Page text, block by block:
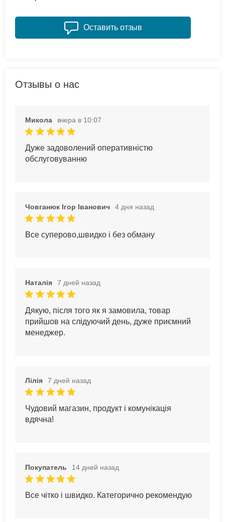
Оставить отзыв
Отзывы о нас
Микола вчера в 10:07
Дуже задоволений оперативністю
обслуговуванню
Човганюк Ігор Іванович 4 дня назад
Все суперово,швидко і без обману
Наталія 7 дней назад
Дякую, після того як я замовила, товар
прийшов на слідуючий день, дуже приємний
менеджер.
Лілія 7 дней назад
Чудовий магазин, продукт і комунікація
вдячна!
Покупатель 14 дней назад
Все чітко і швидко. Категорично рекомендую